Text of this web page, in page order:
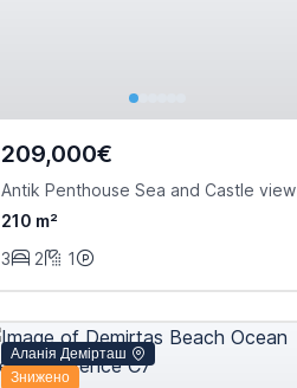
209,000€
Antik Penthouse Sea and Castle view
210 m²
3
2 1
Аланія Демірташ
Знижено